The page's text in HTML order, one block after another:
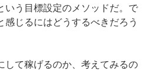
いう目標設定のメソッドだ。で
感じるにはどうするべきだろう
して稼げるのか、考えてみるの